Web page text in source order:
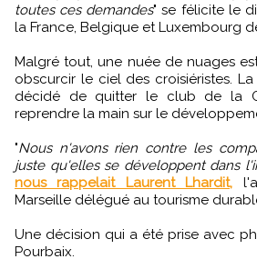
toutes ces demandes" se félicite le
la France, Belgique et Luxembourg
Malgré tout, une nuée de nuages
obscurcir le ciel des croisiéristes.
décidé de quitter le club de la
reprendre la main sur le
"Nous n'avons rien contre les
juste qu'elles se développent dans
nous rappelait Laurent Lhardit,
Marseille délégué au tourisme
Une décision qui a été prise avec
Pourbaix.